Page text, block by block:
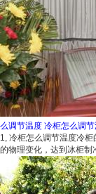
么调节温度 冷柜怎么调
1, 冷柜怎么调节温度冷
的物理变化，达到冰柜制